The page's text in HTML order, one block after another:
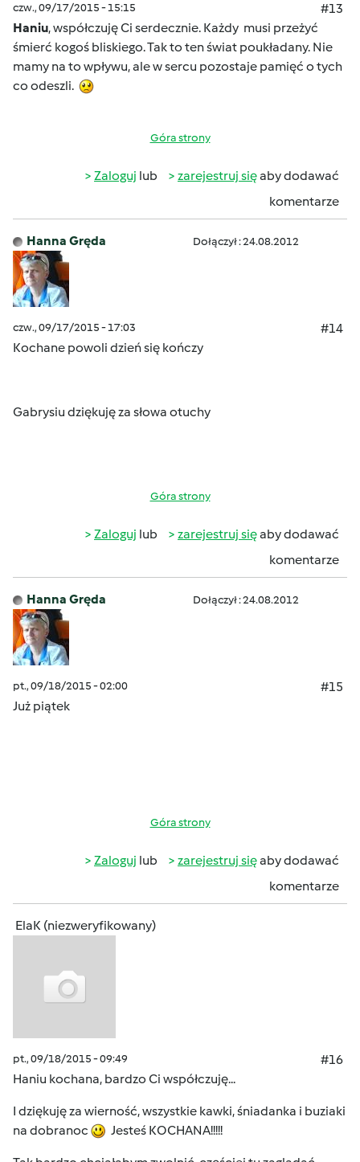
czw., 09/17/2015 - 15:15
#13
Haniu, współczuję Ci serdecznie. Każdy musi przeżyć
śmierć kogoś bliskiego. Tak to ten świat poukładany. Nie
mamy na to wpływu, ale w sercu pozostaje pamięć o tych
co odeszli.
Góra strony
Zaloguj lub zarejestruj sięaby dodawać
komentarze
Hanna Gręda Dołączył : 24.08.2012
czw., 09/17/2015 - 17:03
#14
Kochane powoli dzień się kończy
Gabrysiu dziękuję za słowa otuchy
Góra strony
Zaloguj lub zarejestruj sięaby dodawać
komentarze
Hanna Gręda Dołączył : 24.08.2012
pt., 09/18/2015 - 02:00
#15
Już piątek
Góra strony
Zaloguj lub zarejestruj sięaby dodawać
komentarze
ElaK (niezweryfikowany)
pt., 09/18/2015 - 09:49
#16
Haniu kochana, bardzo Ci współczuję...
I dziękuję za wierność, wszystkie kawki, śniadanka i buziaki
na dobranoc
Jesteś KOCHANA!!!!!